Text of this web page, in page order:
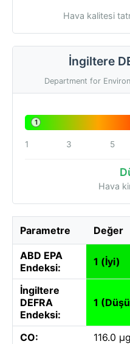
Hava kalitesi
İngiltere
Department for
1
1 3 5
Hava
Parametre Değer
ABD EPA
Endeksi:
1 (İyi)
İngiltere
DEFRA
Endeksi:
1
CO:
116.0